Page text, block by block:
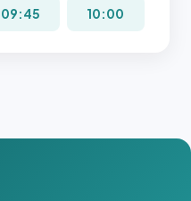
09:45 10:00